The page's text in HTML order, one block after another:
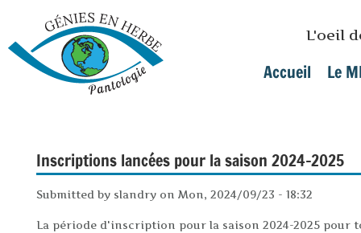
L'oeil
Main menu
Accueil Le
Inscriptions lancées pour la saison 2024-2025
Submitted by slandry on Mon, 2024/09/23 - 18:32
La période d'inscription pour la saison 2024-2025 pour